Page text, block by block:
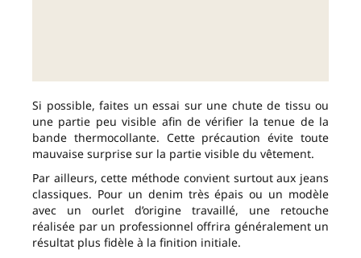
Si possible, faites un essai sur une chute de tissu ou
une partie peu visible afin de vérifier la tenue de la
bande thermocollante. Cette précaution évite toute
mauvaise surprise sur la partie visible du vêtement.
Par ailleurs, cette méthode convient surtout aux jeans
classiques. Pour un denim très épais ou un modèle
avec un ourlet d’origine travaillé, une retouche
réalisée par un professionnel offrira généralement un
résultat plus fidèle à la finition initiale.